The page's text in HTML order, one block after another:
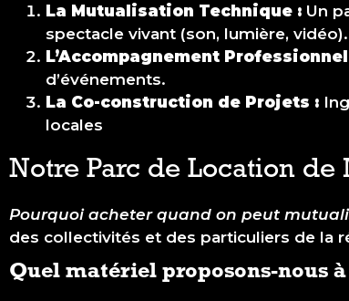
La Mutualisation Technique : Un
spectacle vivant (son, lumière, vidéo).
L’Accompagnement
d’événements.
La Co-construction de Projets :
locales
Notre Parc de Location
Pourquoi acheter quand on peut
des collectivités et des particuliers de la
Quel matériel proposons-nous